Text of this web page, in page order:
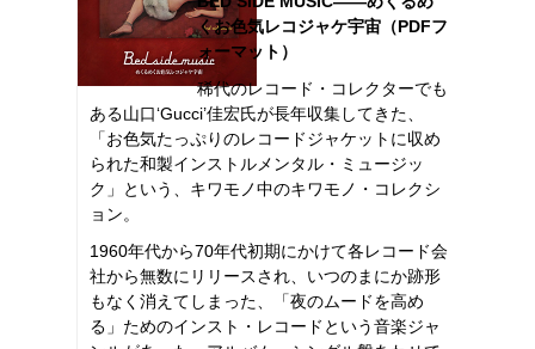
くお色気レコジャケ宇宙（PDFフ
ォーマット）
稀代のレコード・コレクターでも
ある山口‘Gucci’佳宏氏が長年収集してきた、
「お色気たっぷりのレコードジャケットに収め
られた和製インストルメンタル・ミュージッ
ク」という、キワモノ中のキワモノ・コレクシ
ョン。
1960年代から70年代初期にかけて各レコード会
社から無数にリリースされ、いつのまにか跡形
もなく消えてしまった、「夜のムードを高め
る」ためのインスト・レコードという音楽ジャ